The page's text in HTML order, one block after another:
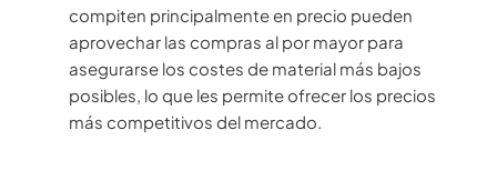
compiten principalmente en precio pueden
aprovechar las compras al por mayor para
asegurarse los costes de material más bajos
posibles, lo que les permite ofrecer los precios
más competitivos del mercado.